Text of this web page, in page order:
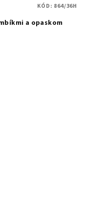
a opaskom
KÓD: 864/36H